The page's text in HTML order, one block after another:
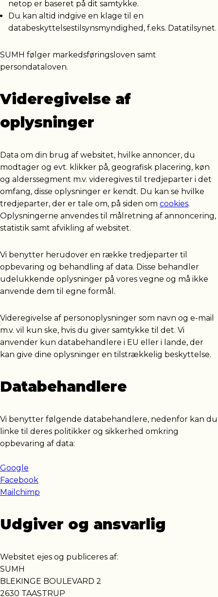
netop er baseret på dit samtykke.
Du kan altid indgive en klage til en
databeskyttelsestilsynsmyndighed, f.eks. Datatilsynet.
SUMH følger markedsføringsloven samt
persondataloven.
Videregivelse af
oplysninger
Data om din brug af websitet, hvilke annoncer, du
modtager og evt. klikker på, geografisk placering, køn
og alderssegment m.v. videregives til tredjeparter i det
omfang, disse oplysninger er kendt. Du kan se hvilke
tredjeparter, der er tale om, på siden om cookies.
Oplysningerne anvendes til målretning af annoncering,
statistik samt afvikling af websitet.
Vi benytter herudover en række tredjeparter til
opbevaring og behandling af data. Disse behandler
udelukkende oplysninger på vores vegne og må ikke
anvende dem til egne formål.
Videregivelse af personoplysninger som navn og e-mail
m.v. vil kun ske, hvis du giver samtykke til det. Vi
anvender kun databehandlere i EU eller i lande, der
kan give dine oplysninger en tilstrækkelig beskyttelse.
Databehandlere
Vi benytter følgende databehandlere, nedenfor kan du
linke til deres politikker og sikkerhed omkring
opbevaring af data:
Google
Facebook
Mailchimp
Udgiver og ansvarlig
Websitet ejes og publiceres af:
SUMH
BLEKINGE BOULEVARD 2
2630 TAASTRUP